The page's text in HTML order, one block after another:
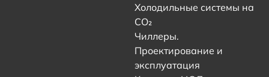
Холодильные системы на
CO₂
Чиллеры.
Проектирование и
эксплуатация